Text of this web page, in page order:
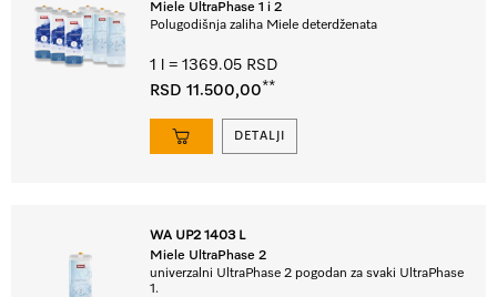
Miele UltraPhase 1 i 2
Polugodišnja zaliha Miele deterdženata
1 l = 1369.05 RSD
RSD 11.500,00**
DETALJI
WA UP2 1403 L
Miele UltraPhase 2
univerzalni UltraPhase 2 pogodan za svaki UltraPhase
1.